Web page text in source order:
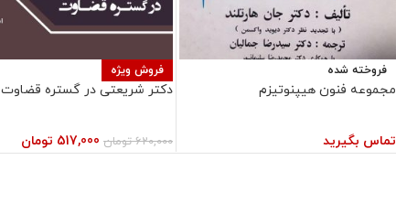
فروخته شده
مجموعه فنون هیپنوتیزم
تماس بگیرید
فروش ویژه
دکتر شریعتی در گستره قضاوت
620,000 تومان 517,000 تومان